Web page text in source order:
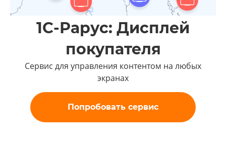
1С-⁠Рарус: Дисплей
покупателя
Сервис для управления контентом на любых
экранах
Попробовать сервис